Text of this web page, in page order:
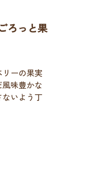
ろっと果
ーの果実
味豊かな
いよう丁